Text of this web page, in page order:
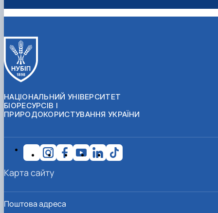
НАЦІОНАЛЬНИЙ УНІВЕРСИТЕТ
БІОРЕСУРСІВ І
ПРИРОДОКОРИСТУВАННЯ УКРАЇНИ
Поштова адреса
Карта сайту